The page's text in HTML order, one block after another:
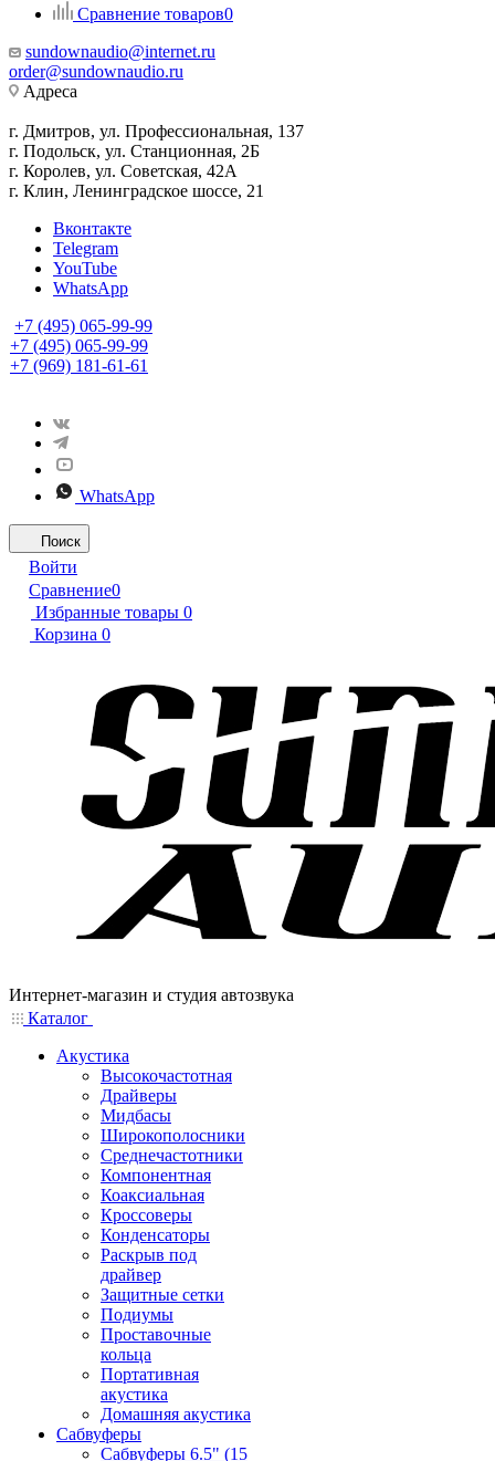
Сравнение товаров0
sundownaudio@internet.ru
order@sundownaudio.ru
Адреса
г. Дмитров, ул. Профессиональная, 137
г. Подольск, ул. Станционная, 2Б
г. Королев, ул. Советская, 42А
г. Клин, Ленинградское шоссе, 21
Вконтакте
Telegram
YouTube
WhatsApp
+7 (495) 065-99-99
+7 (495) 065-99-99
+7 (969) 181-61-61
WhatsApp
Поиск
Войти
Сравнение0
Избранные товары 0
Корзина 0
Интернет-магазин и студия автозвука
Каталог
Акустика
Высокочастотная
Драйверы
Мидбасы
Широкополосники
Среднечастотники
Компонентная
Коаксиальная
Кроссоверы
Конденсаторы
Раскрыв под
драйвер
Защитные сетки
Подиумы
Проставочные
кольца
Портативная
акустика
Домашняя акустика
Сабвуферы
Сабвуферы 6.5" (15